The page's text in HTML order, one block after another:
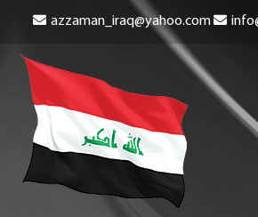
azzaman_iraq@yahoo.com